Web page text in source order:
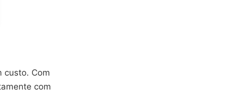
custo. Com
com